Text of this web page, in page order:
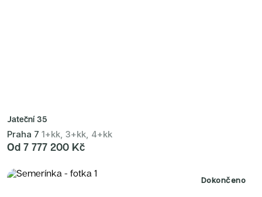
Jateční 35
Praha 7 1+kk, 3+kk, 4+kk
Od 7 777 200 Kč
Dokončeno